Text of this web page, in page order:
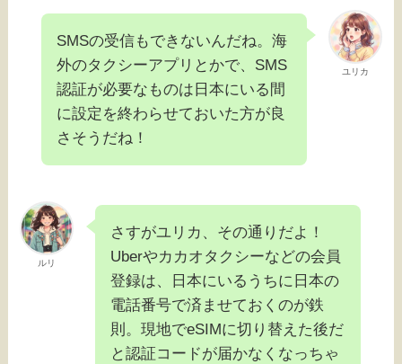
ユリカ
SMSの受信もできないんだね。海
外のタクシーアプリとかで、SMS
認証が必要なものは日本にいる間
に設定を終わらせておいた方が良
さそうだね！
ルリ
さすがユリカ、その通りだよ！
Uberやカカオタクシーなどの会員
登録は、日本にいるうちに日本の
電話番号で済ませておくのが鉄
則。現地でeSIMに切り替えた後だ
と認証コードが届かなくなっちゃ